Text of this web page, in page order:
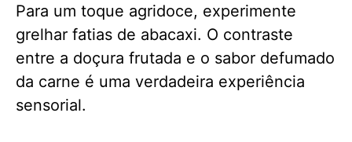
Para um toque agridoce, experimente
grelhar fatias de abacaxi. O contraste
entre a doçura frutada e o sabor defumado
da carne é uma verdadeira experiência
sensorial.